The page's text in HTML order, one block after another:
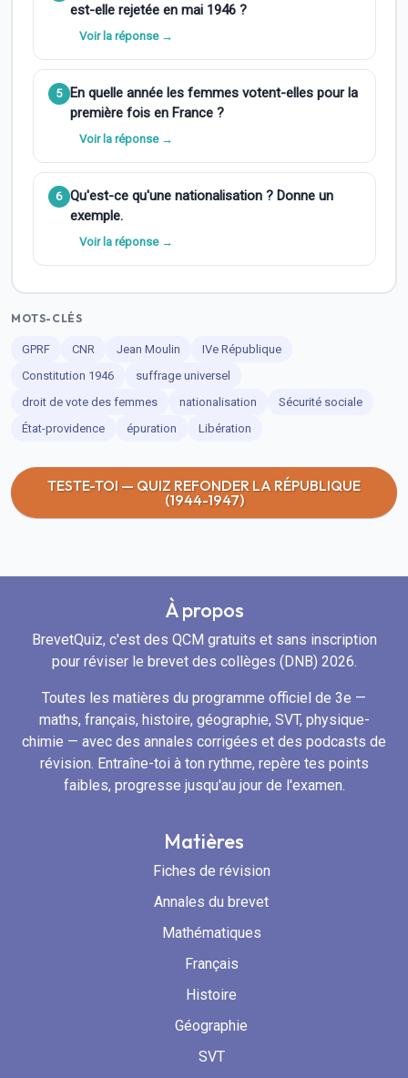
est-elle rejetée en mai 1946 ?
Voir la réponse →
5 En quelle année les femmes votent-elles pour la
première fois en France ?
Voir la réponse →
6 Qu'est-ce qu'une nationalisation ? Donne un
exemple.
Voir la réponse →
MOTS-CLÉS
GPRF CNR Jean Moulin
IVe République
Constitution 1946
suffrage universel
droit de vote des femmes
nationalisation
Sécurité sociale
État-providence
épuration Libération
TESTE-TOI — QUIZ REFONDER LA RÉPUBLIQUE
(1944-1947)
À propos
BrevetQuiz, c'est des QCM gratuits et sans inscription
pour réviser le brevet des collèges (DNB) 2026.
Toutes les matières du programme officiel de 3e —
maths, français, histoire, géographie, SVT, physique-
chimie — avec des annales corrigées et des podcasts de
révision. Entraîne-toi à ton rythme, repère tes points
faibles, progresse jusqu'au jour de l'examen.
Matières
Fiches de révision
Annales du brevet
Mathématiques
Français
Histoire
Géographie
SVT